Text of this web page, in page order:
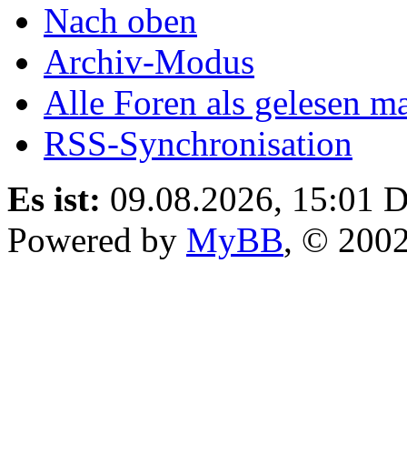
Nach oben
Archiv-Modus
Alle Foren als gelesen
RSS-Synchronisation
Es ist: 09.08.2026, 15:01
Powered by MyBB, ©